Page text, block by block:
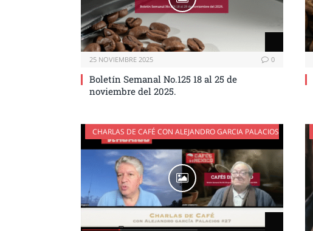
25 NOVIEMBRE 2025 0
Boletín Semanal No.125 18 al 25 de
noviembre del 2025.
CHARLAS DE CAFÉ CON ALEJANDRO GARCIA PALACIOS